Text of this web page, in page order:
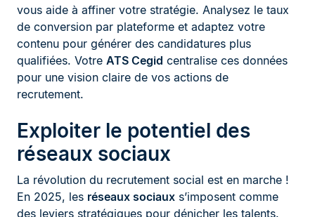
vous aide à affiner votre stratégie. Analysez le taux
de conversion par plateforme et adaptez votre
contenu pour générer des candidatures plus
qualifiées. Votre ATS Cegid centralise ces données
pour une vision claire de vos actions de
recrutement.
Exploiter le potentiel des
réseaux sociaux
La révolution du recrutement social est en marche !
En 2025, les réseaux sociaux s’imposent comme
des leviers stratégiques pour dénicher les talents.